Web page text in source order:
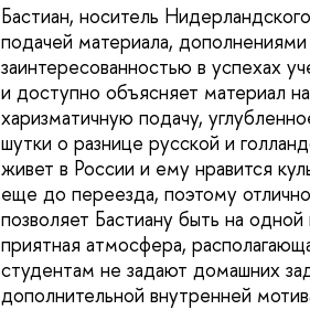
Бастиан, носитель
подачей материала,
заинтересованностью в успехах
и доступно объясняет материал
харизматичную подачу,
шутки о разнице русской и
живет в России и ему нравится
еще до переезда, поэтому
позволяет Бастиану быть на
приятная атмосфера,
студентам не задают домашних
дополнительной внутренней